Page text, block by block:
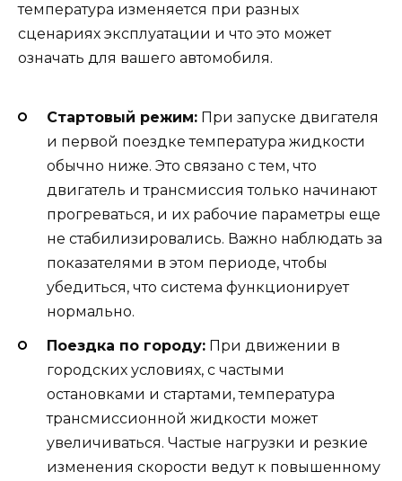
температура изменяется при разных
сценариях эксплуатации и что это может
означать для вашего автомобиля.
Стартовый режим: При запуске двигателя
и первой поездке температура жидкости
обычно ниже. Это связано с тем, что
двигатель и трансмиссия только начинают
прогреваться, и их рабочие параметры еще
не стабилизировались. Важно наблюдать за
показателями в этом периоде, чтобы
убедиться, что система функционирует
нормально.
Поездка по городу: При движении в
городских условиях, с частыми
остановками и стартами, температура
трансмиссионной жидкости может
увеличиваться. Частые нагрузки и резкие
изменения скорости ведут к повышенному